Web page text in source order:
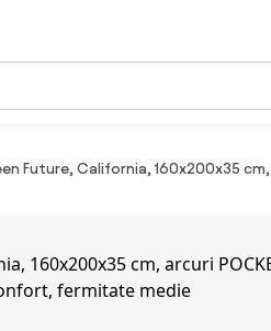
Future, California, 160x200x35